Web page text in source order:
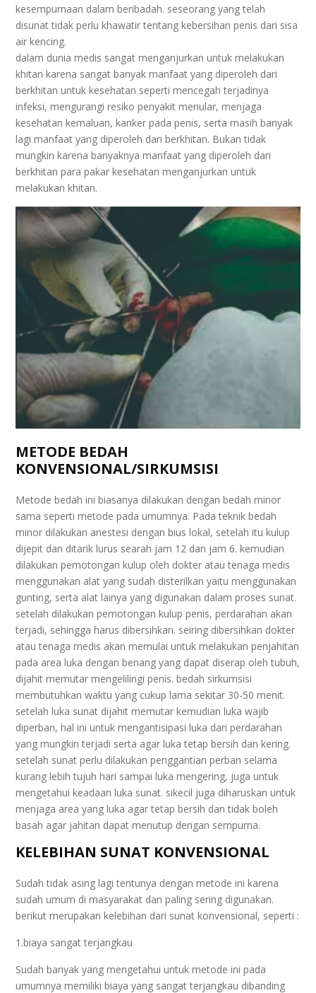
kesempurnaan dalam beribadah. seseorang yang telah
disunat tidak perlu khawatir tentang kebersihan penis dari sisa
air kencing.
dalam dunia medis sangat menganjurkan untuk melakukan
khitan karena sangat banyak manfaat yang diperoleh dari
berkhitan untuk kesehatan seperti mencegah terjadinya
infeksi, mengurangi resiko penyakit menular, menjaga
kesehatan kemaluan, kanker pada penis, serta masih banyak
lagi manfaat yang diperoleh dari berkhitan. Bukan tidak
mungkin karena banyaknya manfaat yang diperoleh dari
berkhitan para pakar kesehatan menganjurkan untuk
melakukan khitan.
METODE BEDAH
KONVENSIONAL/SIRKUMSISI
Metode bedah ini biasanya dilakukan dengan bedah minor
sama seperti metode pada umumnya. Pada teknik bedah
minor dilakukan anestesi dengan bius lokal, setelah itu kulup
dijepit dan ditarik lurus searah jam 12 dan jam 6. kemudian
dilakukan pemotongan kulup oleh dokter atau tenaga medis
menggunakan alat yang sudah disterilkan yaitu menggunakan
gunting, serta alat lainya yang digunakan dalam proses sunat.
setelah dilakukan pemotongan kulup penis, perdarahan akan
terjadi, sehingga harus dibersihkan. seiring dibersihkan dokter
atau tenaga medis akan memulai untuk melakukan penjahitan
pada area luka dengan benang yang dapat diserap oleh tubuh,
dijahit memutar mengelilingi penis. bedah sirkumsisi
membutuhkan waktu yang cukup lama sekitar 30-50 menit.
setelah luka sunat dijahit memutar kemudian luka wajib
diperban, hal ini untuk mengantisipasi luka dari perdarahan
yang mungkin terjadi serta agar luka tetap bersih dan kering.
setelah sunat perlu dilakukan penggantian perban selama
kurang lebih tujuh hari sampai luka mengering, juga untuk
mengetahui keadaan luka sunat. sikecil juga diharuskan untuk
menjaga area yang luka agar tetap bersih dan tidak boleh
basah agar jahitan dapat menutup dengan sempurna.
KELEBIHAN SUNAT KONVENSIONAL
Sudah tidak asing lagi tentunya dengan metode ini karena
sudah umum di masyarakat dan paling sering digunakan.
berikut merupakan kelebihan dari sunat konvensional, seperti :
1.biaya sangat terjangkau
Sudah banyak yang mengetahui untuk metode ini pada
umumnya memiliki biaya yang sangat terjangkau dibanding